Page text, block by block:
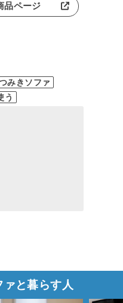
品ページ
みきソファ
う
ァと暮らす人